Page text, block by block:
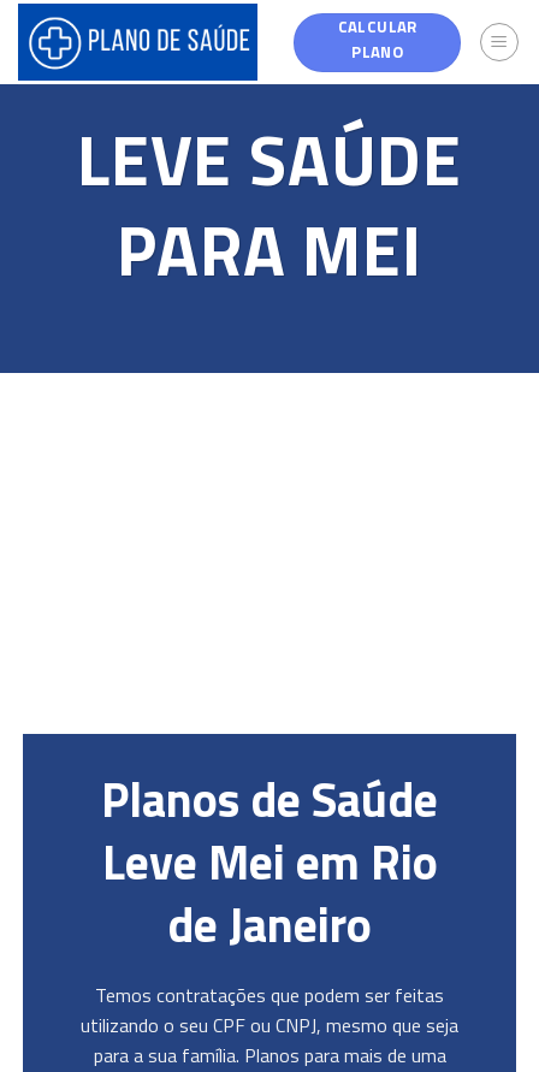
content
CALCULAR
PLANO
LEVE SAÚDE
PARA MEI
Planos de Saúde
Leve Mei em Rio
de Janeiro
Temos contratações que podem ser feitas
utilizando o seu CPF ou CNPJ, mesmo que seja
para a sua família. Planos para mais de uma